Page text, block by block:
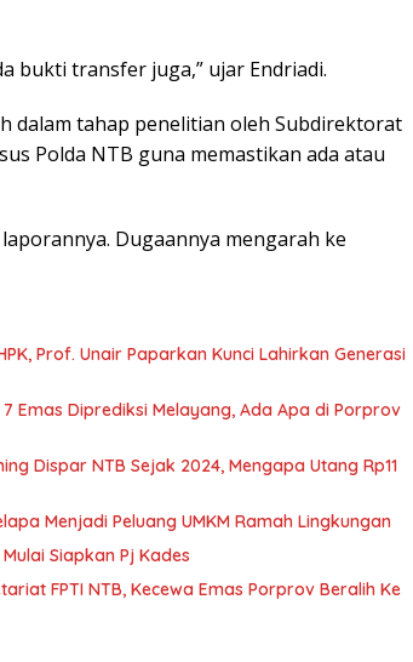
bukti transfer juga,” ujar Endriadi.
dalam tahap penelitian oleh Subdirektorat
Polda NTB guna memastikan ada atau
Dugaannya mengarah ke
Prof. Unair Paparkan Kunci Lahirkan Generasi
Emas Diprediksi Melayang, Ada Apa di Porprov
Dispar NTB Sejak 2024, Mengapa Utang Rp11
Menjadi Peluang UMKM Ramah Lingkungan
Siapkan Pj Kades
FPTI NTB, Kecewa Emas Porprov Beralih Ke